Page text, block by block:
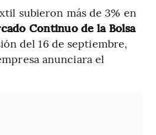
subieron más de 3% en
Continuo de la Bolsa
del 16 de septiembre,
anunciara el